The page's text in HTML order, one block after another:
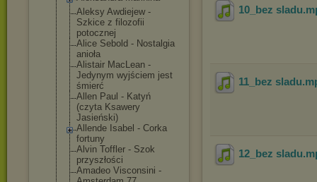
Aleksy Awdiejew -
Szkice z filozofii
potocznej
Alice Sebold - Nostalgia
anioła
Alistair MacLean -
Jedynym wyjściem jest
śmierć
Allen Paul - Katyń
(czyta Ksawery
Jasieński)
Allende Isabel - Corka
fortuny
Alvin Toffler - Szok
przyszłości
Amadeo Visconsini -
10_bez sladu
11_bez sladu
12_bez sladu